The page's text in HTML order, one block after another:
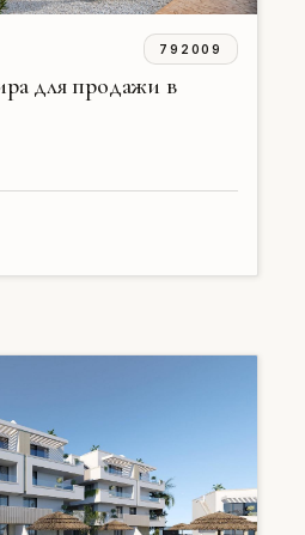
792009
для продажи в